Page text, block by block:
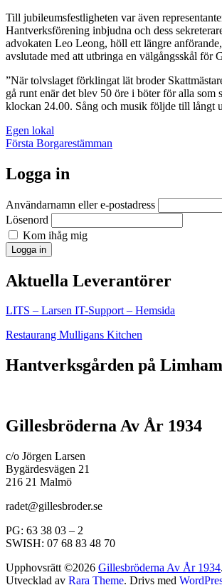
Till jubileumsfestligheten var även
Hantverksförening inbjudna och dess
advokaten Leo Leong, höll ett längre
avslutade med att utbringa en välgångsskål för
”När tolvslaget förklingat lät broder
gå runt enär det blev 50 öre i böter för alla som
klockan 24.00. Sång och musik följde till långt
Inläggsnavigering
Egen lokal
Första Borgarestämman
Logga in
Användarnamn eller e-postadress
Lösenord
Kom ihåg mig
Logga in
Aktuella Leverantörer
LITS – Larsen IT-Support – Hemsida
Restaurang Mulligans Kitchen
Hantverksgården på
Gillesbröderna Av År 1934
c/o Jörgen Larsen
Bygärdesvägen 21
216 21 Malmö
radet@gillesbroder.se
PG: 63 38 03 – 2
SWISH: 07 68 83 48 70
Upphovsrätt ©2026 Gillesbröderna Av År 1934.
Utvecklad av Rara Theme. Drivs med